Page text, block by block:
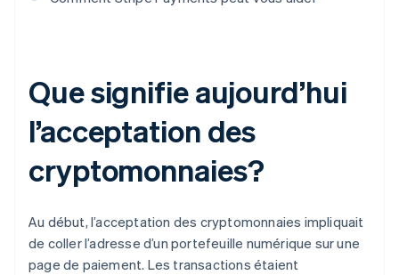
Que signifie aujourd’hui
l’acceptation des
cryptomonnaies?
Au début, l’acceptation des cryptomonnaies impliquait
de coller l’adresse d’un portefeuille numérique sur une
page de paiement. Les transactions étaient